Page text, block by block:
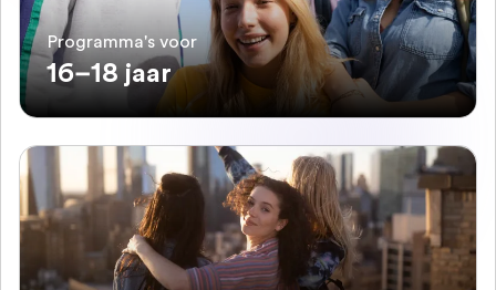
Programma's voor
16–18 jaar